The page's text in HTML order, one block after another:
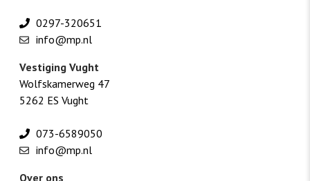
0297-320651
info@mp.nl
Vestiging Vught
Wolfskamerweg 47
5262 ES Vught
073-6589050
info@mp.nl
Over ons